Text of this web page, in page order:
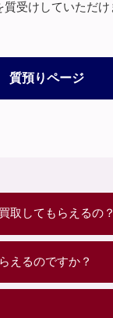
受けしていただけ
質預りページ
取してもらえるの？
えるのですか？